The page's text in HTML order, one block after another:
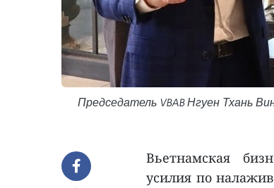
Председатель VBAB Нгуен Тхань
Вьетнамская
усилия по